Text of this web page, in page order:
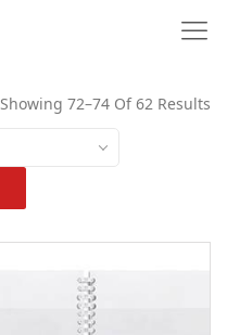
Showing 72–74 Of 62 Results